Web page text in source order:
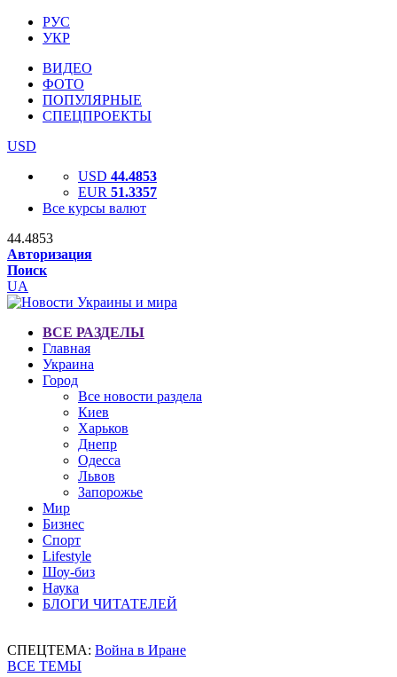
РУС
УКР
ВИДЕО
ФОТО
ПОПУЛЯРНЫЕ
СПЕЦПРОЕКТЫ
USD
USD 44.4853
EUR 51.3357
Все курсы валют
44.4853
Авторизация
Поиск
UA
ВСЕ РАЗДЕЛЫ
Главная
Украина
Город
Все новости раздела
Киев
Харьков
Днепр
Одесса
Львов
Запорожье
Мир
Бизнес
Спорт
Lifestyle
Шоу-биз
Наука
БЛОГИ ЧИТАТЕЛЕЙ
СПЕЦТЕМА: Война в Иране
ВСЕ ТЕМЫ